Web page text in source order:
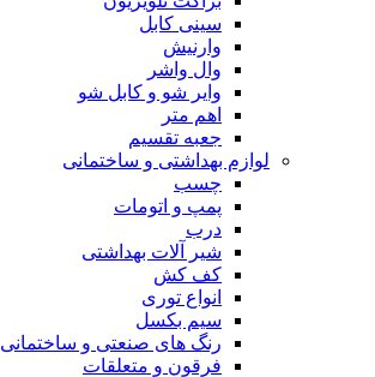
سینی کابل
وارنیش
وال واشر
وایر شو و کابل شو
اهم متر
جعبه تقسیم
لوازم بهداشتی و ساختمانی
چسب
پمپ و اتومات
درب
شیر آلات بهداشتی
کف کش
انواع توری
سیم بکسل
رنگ های صنعتی و ساختمانی
فرقون و متعلقات